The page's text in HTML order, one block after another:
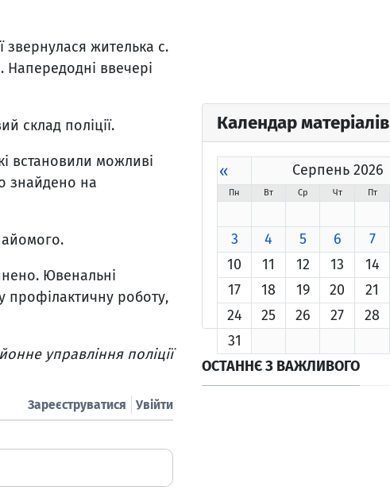
звернулася жителька с.
. Напередодні ввечері
склад поліції.
встановили можливі
знайдено на
Ювенальні
профілактичну роботу,
управління поліції
Увійти
Зареєструватися
Календар матеріалів
« Серпень 2026
Пн Вт Ср Чт Пт
3
4 5 6 7
10
11 12 13 14
17
18 19 20 21
24
25 26 27 28
31
ОСТАННЄ З ВАЖЛИВОГО